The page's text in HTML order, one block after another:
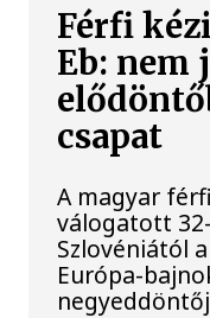
Férfi
Eb: nem
csapat
A magyar
válogatott
Szlovéniától
Európa-